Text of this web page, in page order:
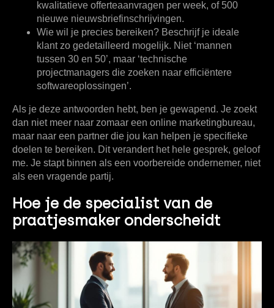
kwalitatieve offerteaanvragen per week, of 500
nieuwe nieuwsbriefinschrijvingen.
Wie wil je precies bereiken? Beschrijf je ideale
klant zo gedetailleerd mogelijk. Niet ‘mannen
tussen 30 en 50’, maar ‘technische
projectmanagers die zoeken naar efficiëntere
softwareoplossingen’.
Als je deze antwoorden hebt, ben je gewapend. Je zoekt
dan niet meer naar zomaar een online marketingbureau,
maar naar een partner die jou kan helpen je specifieke
doelen te bereiken. Dit verandert het hele gesprek, geloof
me. Je stapt binnen als een voorbereide ondernemer, niet
als een vragende partij.
Hoe je de specialist van de
praatjesmaker onderscheidt